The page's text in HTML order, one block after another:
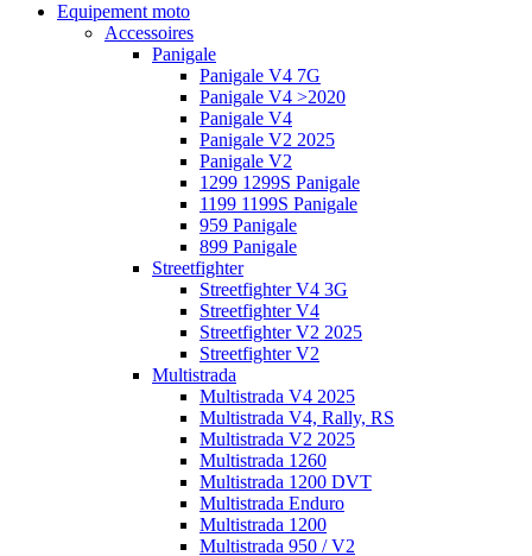
Equipement moto
Accessoires
Panigale
Panigale V4 7G
Panigale V4 >2020
Panigale V4
Panigale V2 2025
Panigale V2
1299 1299S Panigale
1199 1199S Panigale
959 Panigale
899 Panigale
Streetfighter
Streetfighter V4 3G
Streetfighter V4
Streetfighter V2 2025
Streetfighter V2
Multistrada
Multistrada V4 2025
Multistrada V4, Rally, RS
Multistrada V2 2025
Multistrada 1260
Multistrada 1200 DVT
Multistrada Enduro
Multistrada 1200
Multistrada 950 / V2